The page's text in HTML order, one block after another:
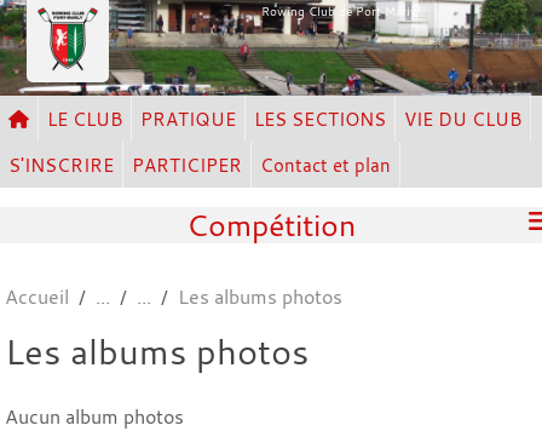
Rowing Club de Port Marly
LE CLUB PRATIQUE LES SECTIONS
VIE DU CLUB
S'INSCRIRE
PARTICIPER Contact et plan
Compétition
Accueil Les albums photos
Les albums photos
Aucun album photos
Panneau de gestion des cookies